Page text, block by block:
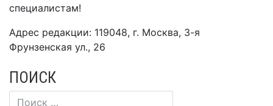
специалистам!
Адрес редакции: 119048, г. Москва, 3-я
Фрунзенская ул., 26
ПОИСК